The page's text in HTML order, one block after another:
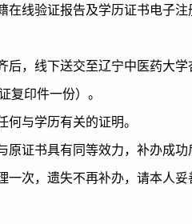
在线验证报告及学历证书电子
后，线下送交至辽宁中医药大
复印件一份）。
与学历有关的证明。
原证书具有同等效力，补办成功
一次，遗失不再补办，请本人妥